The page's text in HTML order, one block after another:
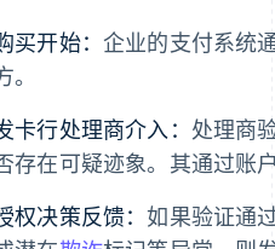
买开始： 企业的支付系统
。
卡行处理商介入： 处理商
存在可疑迹象。其通过账
权决策反馈：如果验证通